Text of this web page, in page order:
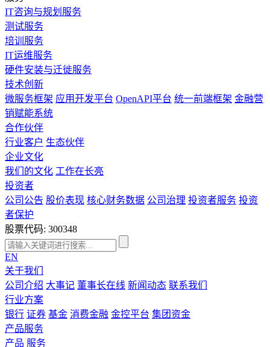
IT咨询与规划服务
测试服务
培训服务
IT运维服务
硬件安装与迁徙服务
技术创新
微服务框架 应用开发平台 OpenAPI平台 统一前端框架 金融营
销赋能系统
合作伙伴
行业客户 生态伙伴
企业文化
我们的文化 工作在长亮
投资者
公司公告 股价表现 核心财务数据 公司治理 投资者服务 投资
者保护
股票代码: 300348
EN
关于我们
公司介绍 大事记 董事长在线 新闻动态 联系我们
行业方案
银行 证券 基金 消费金融 金控平台 集团资金
产品服务
产品 服务